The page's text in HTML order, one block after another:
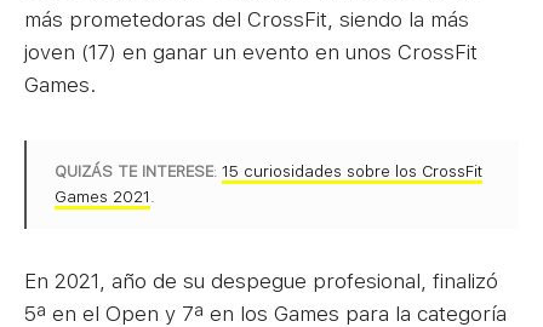
más prometedoras del CrossFit, siendo la más
joven (17) en ganar un evento en unos CrossFit
Games.
QUIZÁS TE INTERESE: 15 curiosidades sobre los CrossFit
Games 2021
En 2021, año de su despegue profesional, finalizó
5ª en el Open y 7ª en los Games para la categoría